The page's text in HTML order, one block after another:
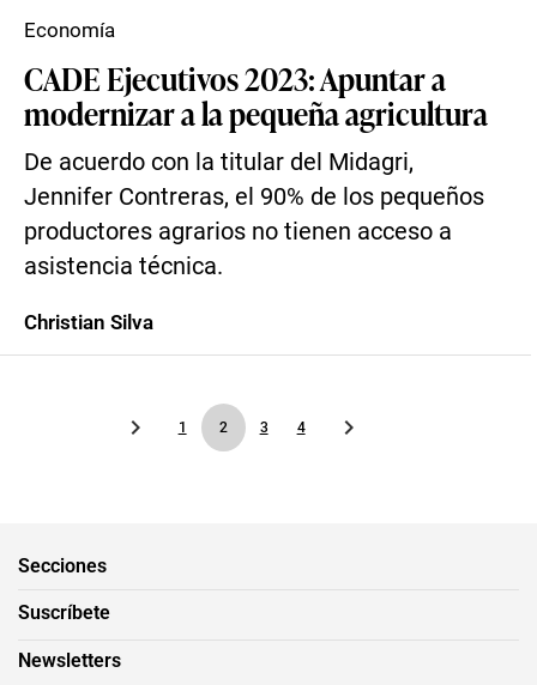
CADE Ejecutivos 2023: Apuntar a
modernizar a la pequeña agricultura
De acuerdo con la titular del Midagri,
Jennifer Contreras, el 90% de los pequeños
productores agrarios no tienen acceso a
asistencia técnica.
Economía
Christian Silva
1 2 3 4
Secciones
Suscríbete
Newsletters